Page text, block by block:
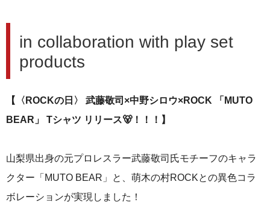
in collaboration with play set
products
【〈ROCKの日〉 武藤敬司×中野シロウ×ROCK 「MUTO
BEAR」 Tシャツ リリース🐻！！！】
山梨県出身の元プロレスラー武藤敬司氏モチーフのキャラ
クター「MUTO BEAR」と、萌木の村ROCKとの異色コラ
ボレーションが実現しました！